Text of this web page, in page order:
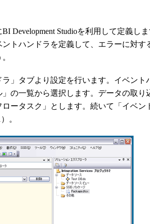
Studioを利用して定義しま
トハンドラを定義して、エラーに対す
」タブより設定を行います。イベント
の一覧から選択します。データの取り
ータスク」とします。続いて「イベン
。